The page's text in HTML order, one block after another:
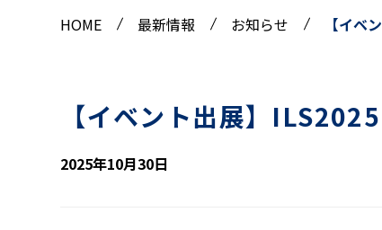
HOME 最新情報 お知らせ 【イベ
【イベント出展】ILS2025
2025年10月30日